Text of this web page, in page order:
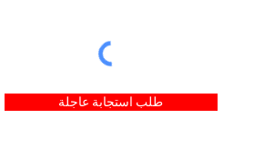
طلب استجابة عاجلة